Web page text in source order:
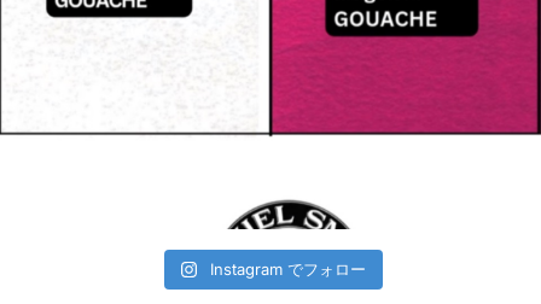
Instagram でフォロー